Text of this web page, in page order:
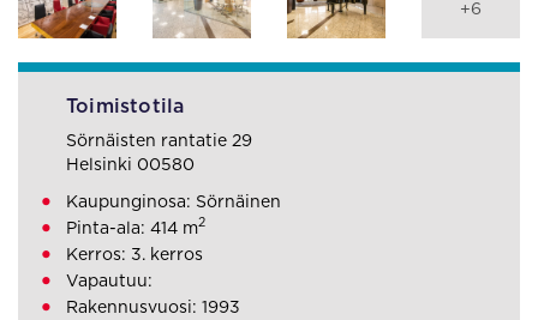
+6
Toimistotila
Sörnäisten rantatie 29
Helsinki 00580
Kaupunginosa: Sörnäinen
Pinta-ala: 414 m2
Kerros: 3. kerros
Vapautuu:
Rakennusvuosi: 1993